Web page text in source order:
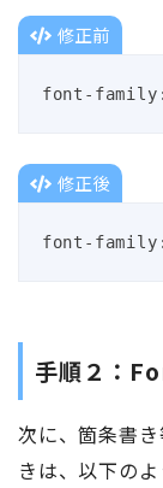
修正前
font-
修正後
font-
手順２：
次に、箇条書
きは、以下の